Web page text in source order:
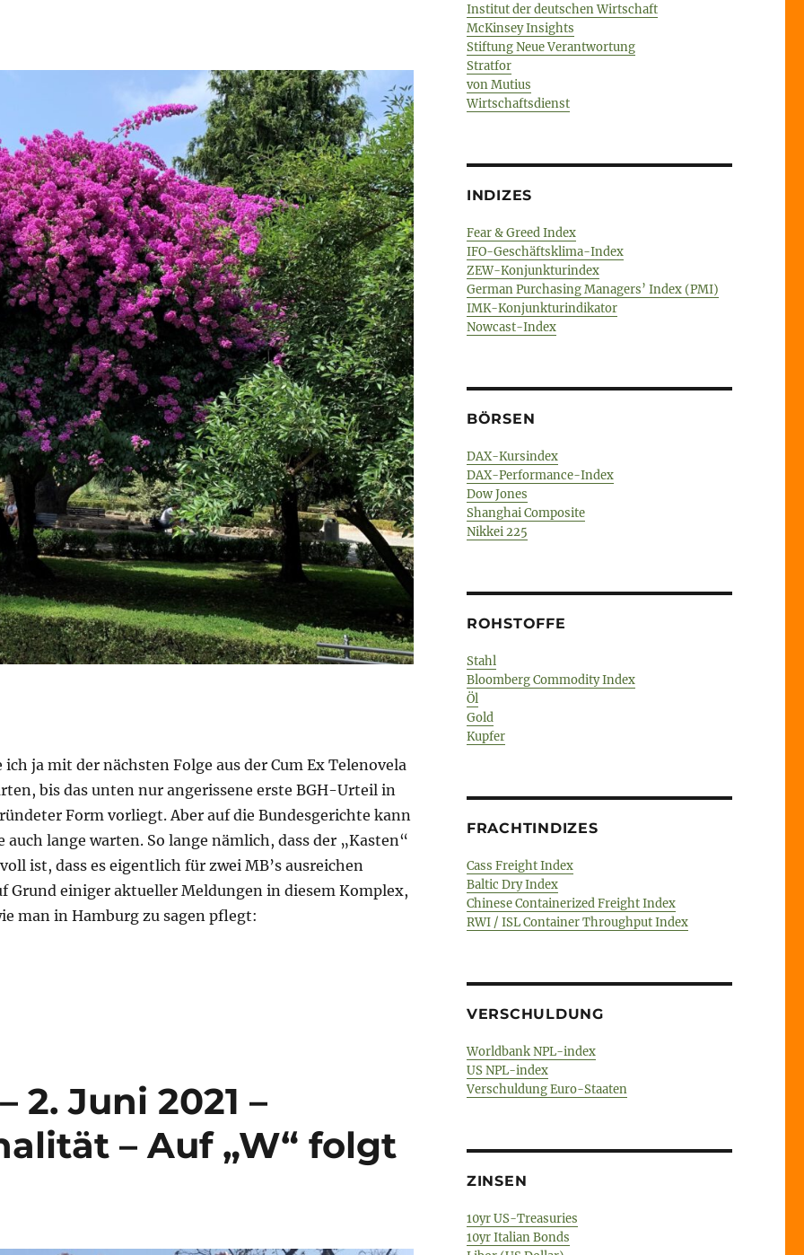
ja mit der nächsten Folge aus der Cum Ex Telenovela
bis das unten nur angerissene erste BGH-Urteil in
Form vorliegt. Aber auf die Bundesgerichte kann
lange warten. So lange nämlich, dass der „Kasten“
ist, dass es eigentlich für zwei MB’s ausreichen
Grund einiger aktueller Meldungen in diesem Komplex,
man in Hamburg zu sagen pflegt:
– 16. September 2021 – Wirtschaftskriminalität – Cum Ex und hopp?“
Juni 2021 –
– Auf „W“ folgt
Institut der deutschen Wirtschaft
McKinsey Insights
Stiftung Neue Verantwortung
Stratfor
von Mutius
Wirtschaftsdienst
INDIZES
Fear & Greed Index
IFO-Geschäftsklima-Index
ZEW-Konjunkturindex
German Purchasing Managers’ Index (PMI)
IMK-Konjunkturindikator
Nowcast-Index
BÖRSEN
DAX-Kursindex
DAX-Performance-Index
Dow Jones
Shanghai Composite
Nikkei 225
ROHSTOFFE
Stahl
Bloomberg Commodity Index
Öl
Gold
Kupfer
FRACHTINDIZES
Cass Freight Index
Baltic Dry Index
Chinese Containerized Freight Index
RWI / ISL Container Throughput Index
VERSCHULDUNG
Worldbank NPL-index
US NPL-index
Verschuldung Euro-Staaten
ZINSEN
10yr US-Treasuries
10yr Italian Bonds